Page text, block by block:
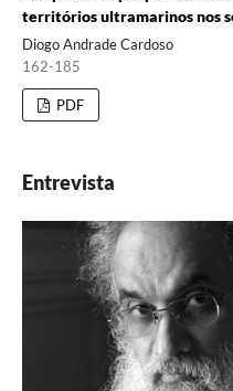
territórios ultramarinos nos
Diogo Andrade Cardoso
162-185
PDF
Entrevista